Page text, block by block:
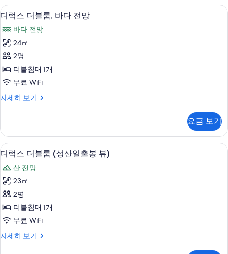
침
대
1
개,
산
전
망
사
두
보
기
위
트,
킹
사
이
즈
침
대
개,
산
세
히
보
기
디
럭
스
더
블
룸,
다
망
사
진
모
두
보
기
오리/거위털 이불, 방음 설비, 무료
12
디럭스 더블룸, 바다 전망
바다 전망
24㎡
2명
더블침대 1개
무료 WiFi
자세히 보기
디
블
룸,
바
다
전
망
자
세
히
보
기
요금 보기
디
럭
스
더
블
룸
산
오리/거위털 이불, 방음 설비, 무료
7
디럭스 더블룸 (성산일출봉 뷰)
산 전망
23㎡
2명
더블침대 1개
무료 WiFi
자세히 보기
디